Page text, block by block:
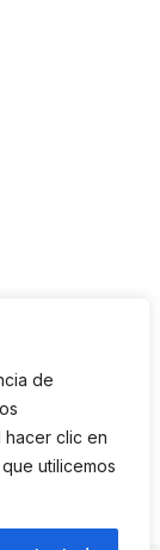
de
hacer clic en
utilicemos